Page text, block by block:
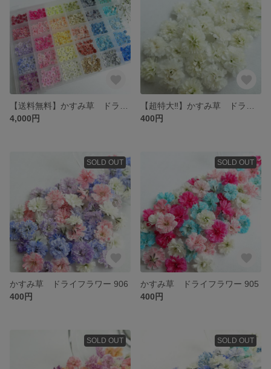
4,000円
400円
SOLD OUT
かすみ草 ドライフラワー 906
400円
SOLD OUT
かすみ草 ドライフラワー 905
400円
SOLD OUT SOLD OUT